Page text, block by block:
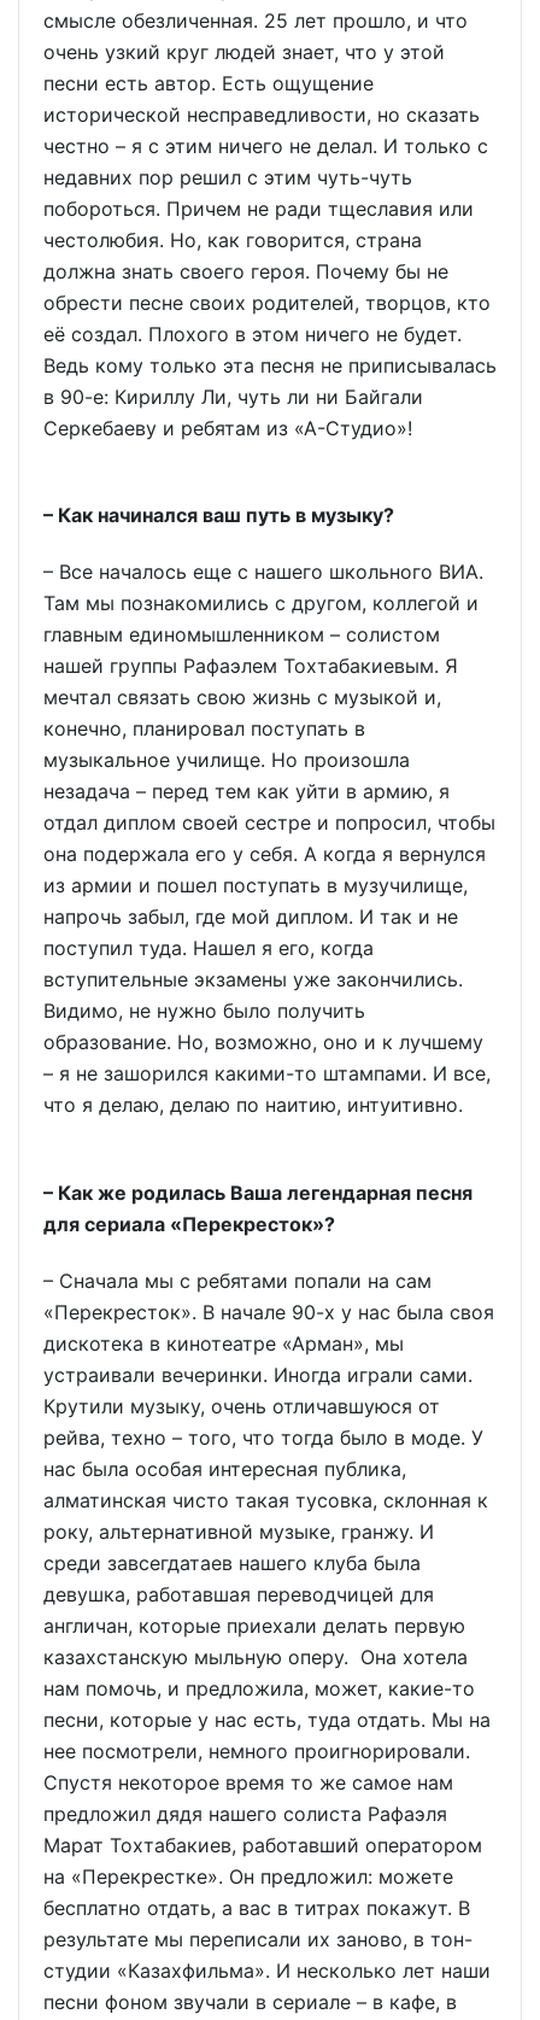
смысле обезличенная. 25 лет прошло, и что
очень узкий круг людей знает, что у этой
песни есть автор. Есть ощущение
исторической несправедливости, но сказать
честно – я с этим ничего не делал. И только с
недавних пор решил с этим чуть-чуть
побороться. Причем не ради тщеславия или
честолюбия. Но, как говорится, страна
должна знать своего героя. Почему бы не
обрести песне своих родителей, творцов, кто
её создал. Плохого в этом ничего не будет.
Ведь кому только эта песня не приписывалась
в 90-е: Кириллу Ли, чуть ли ни Байгали
Серкебаеву и ребятам из «А-Студио»!
– Как начинался ваш путь в музыку?
– Все началось еще с нашего школьного ВИА.
Там мы познакомились с другом, коллегой и
главным единомышленником – солистом
нашей группы Рафаэлем Тохтабакиевым. Я
мечтал связать свою жизнь с музыкой и,
конечно, планировал поступать в
музыкальное училище. Но произошла
незадача – перед тем как уйти в армию, я
отдал диплом своей сестре и попросил, чтобы
она подержала его у себя. А когда я вернулся
из армии и пошел поступать в музучилище,
напрочь забыл, где мой диплом. И так и не
поступил туда. Нашел я его, когда
вступительные экзамены уже закончились.
Видимо, не нужно было получить
образование. Но, возможно, оно и к лучшему
– я не зашорился какими-то штампами. И все,
что я делаю, делаю по наитию, интуитивно.
– Как же родилась Ваша легендарная песня
для сериала «Перекресток»?
– Сначала мы с ребятами попали на сам
«Перекресток». В начале 90-х у нас была своя
дискотека в кинотеатре «Арман», мы
устраивали вечеринки. Иногда играли сами.
Крутили музыку, очень отличавшуюся от
рейва, техно – того, что тогда было в моде. У
нас была особая интересная публика,
алматинская чисто такая тусовка, склонная к
року, альтернативной музыке, гранжу. И
среди завсегдатаев нашего клуба была
девушка, работавшая переводчицей для
англичан, которые приехали делать первую
казахстанскую мыльную оперу. Она хотела
нам помочь, и предложила, может, какие-то
песни, которые у нас есть, туда отдать. Мы на
нее посмотрели, немного проигнорировали.
Спустя некоторое время то же самое нам
предложил дядя нашего солиста Рафаэля
Марат Тохтабакиев, работавший оператором
на «Перекрестке». Он предложил: можете
бесплатно отдать, а вас в титрах покажут. В
результате мы переписали их заново, в тон-
студии «Казахфильма». И несколько лет наши
песни фоном звучали в сериале – в кафе, в